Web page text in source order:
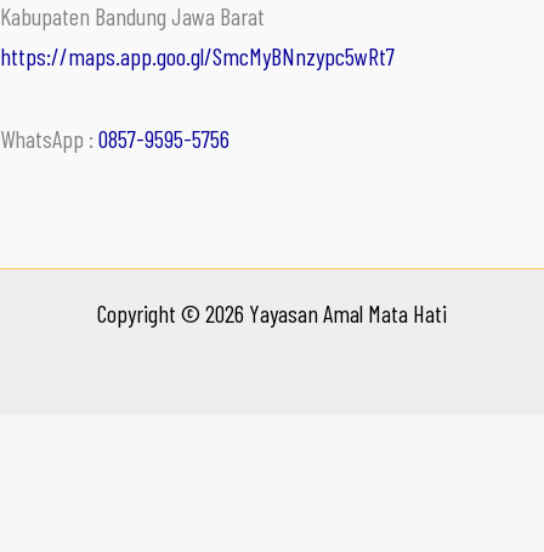
Kabupaten Bandung Jawa Barat
https://maps.app.goo.gl/SmcMyBNnzypc5wRt7
WhatsApp : 0857-9595-5756
Copyright © 2026 Yayasan Amal Mata Hati